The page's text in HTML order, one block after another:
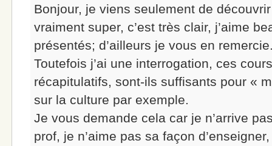
Bonjour, je viens seulement de
vraiment super, c’est très clair, j’aime
présentés; d’ailleurs je vous en
Toutefois j’ai une interrogation, ces
récapitulatifs, sont-ils suffisants pour «
sur la culture par exemple.
Je vous demande cela car je n’arrive
prof, je n’aime pas sa façon